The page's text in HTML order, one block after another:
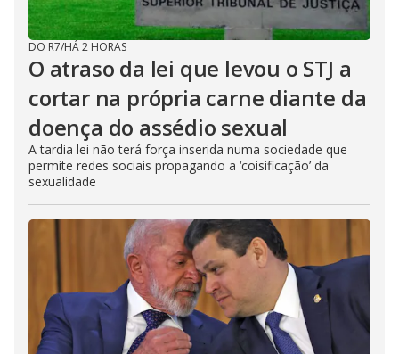
DO R7/HÁ 2 HORAS
O atraso da lei que levou o STJ a
cortar na própria carne diante da
doença do assédio sexual
A tardia lei não terá força inserida numa sociedade que
permite redes sociais propagando a ‘coisificação’ da
sexualidade